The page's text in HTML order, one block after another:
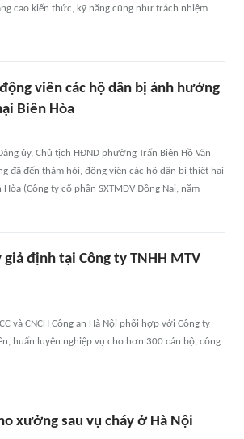
cao kiến thức, kỹ năng cũng như trách nhiệm
viên các hộ dân bị ảnh hưởng
Biên Hòa
ủy, Chủ tịch HĐND phường Trấn Biên Hồ Văn
đã đến thăm hỏi, động viên các hộ dân bị thiệt hại
(Công ty cổ phần SXTMDV Đồng Nai, nằm
định tại Công ty TNHH MTV
và CNCH Công an Hà Nội phối hợp với Công ty
huấn luyện nghiệp vụ cho hơn 300 cán bộ, công
xưởng sau vụ cháy ở Hà Nội